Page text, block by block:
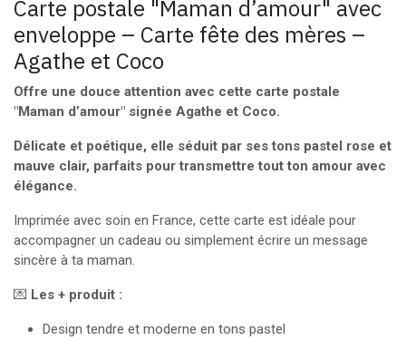
Carte postale "Maman d’amour" avec
enveloppe – Carte fête des mères –
Agathe et Coco
Offre une douce attention avec cette carte postale
"Maman d’amour" signée Agathe et Coco.
Délicate et poétique, elle séduit par ses tons pastel rose et
mauve clair, parfaits pour transmettre tout ton amour avec
élégance.
Imprimée avec soin en France, cette carte est idéale pour
accompagner un cadeau ou simplement écrire un message
sincère à ta maman.
💌 Les + produit :
Design tendre et moderne en tons pastel